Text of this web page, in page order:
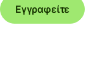
Εγγραφείτε